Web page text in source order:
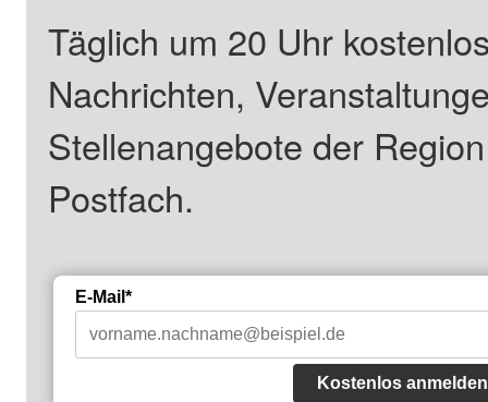
Täglich um 20 Uhr
Nachrichten,
Stellenangebote der
Postfach.
E-Mail*
Kostenlos anmelden